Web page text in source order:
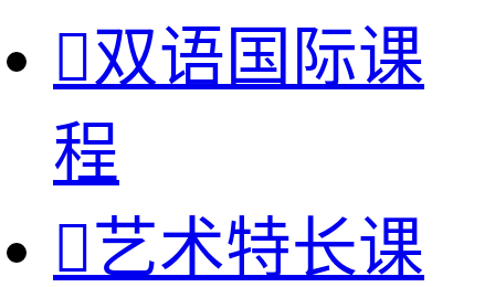
双语国际课
程
艺术特长课